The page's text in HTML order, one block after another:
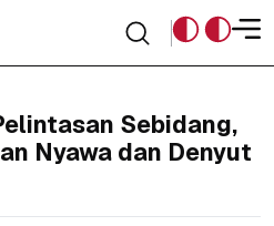
Sebidang,
Nyawa dan Denyut